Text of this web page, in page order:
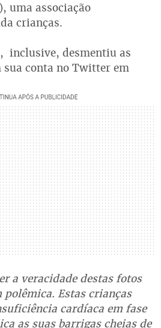
uma associação
crianças.
inclusive, desmentiu as
conta no Twitter em
a veracidade destas fotos
polêmica. Estas crianças
cardíaca em fase
as suas barrigas cheias de